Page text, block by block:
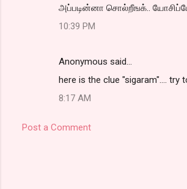
அப்படின்னா சொல்றீஙக்..
10:39 PM
Anonymous said…
here is the clue "sigaram".... try
8:17 AM
Post a Comment